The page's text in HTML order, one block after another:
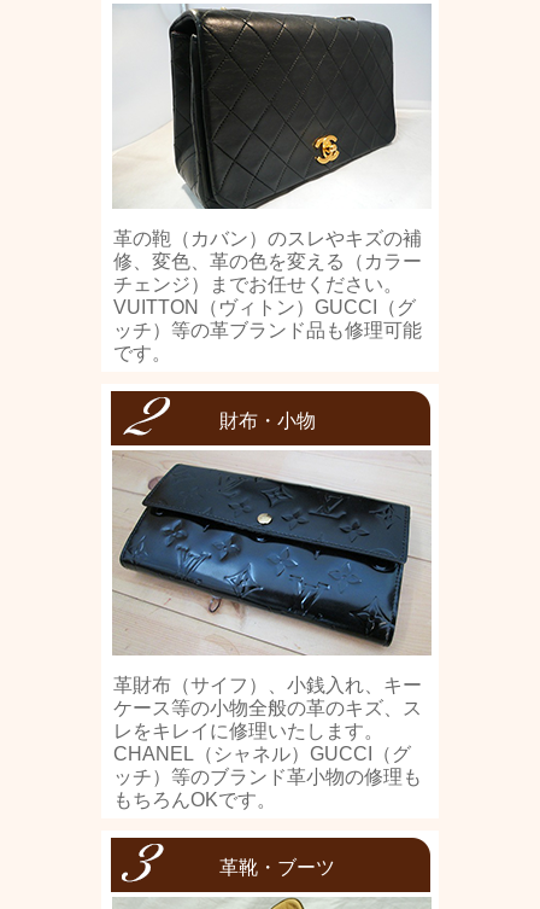
革の鞄（カバン）のスレやキズの補
修、変色、革の色を変える（カラー
チェンジ）までお任せください。
VUITTON（ヴィトン）GUCCI（グ
ッチ）等の革ブランド品も修理可能
です。
財布・小物
革財布（サイフ）、小銭入れ、キー
ケース等の小物全般の革のキズ、ス
レをキレイに修理いたします。
CHANEL（シャネル）GUCCI（グ
ッチ）等のブランド革小物の修理も
もちろんOKです。
革靴・ブーツ